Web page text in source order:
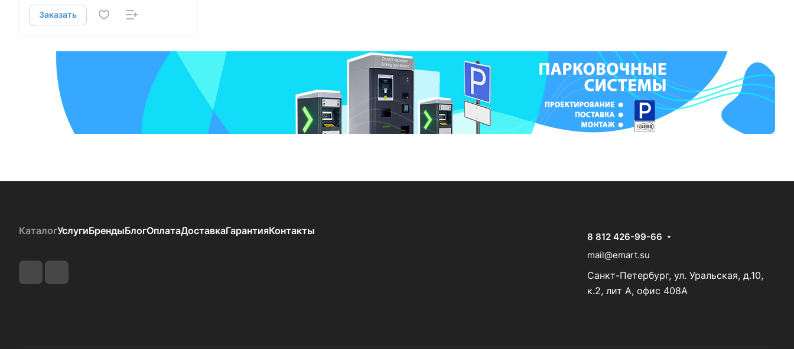
Заказать
КаталогУслугиБрендыБлогОплатаДоставкаГарантияКонтакты
8 812 426-99-66
mail@emart.su
Санкт-Петербург, ул. Уральская, д.10,
к.2, лит А, офис 408А